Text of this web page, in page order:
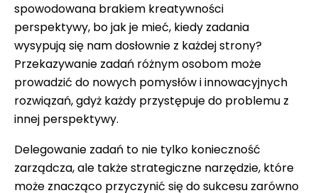
spowodowana brakiem kreatywności
perspektywy, bo jak je mieć, kiedy zadania
wysypują się nam dosłownie z każdej strony?
Przekazywanie zadań różnym osobom może
prowadzić do nowych pomysłów i innowacyjnych
rozwiązań, gdyż każdy przystępuje do problemu z
innej perspektywy.
Delegowanie zadań to nie tylko konieczność
zarządcza, ale także strategiczne narzędzie, które
może znacząco przyczynić się do sukcesu zarówno